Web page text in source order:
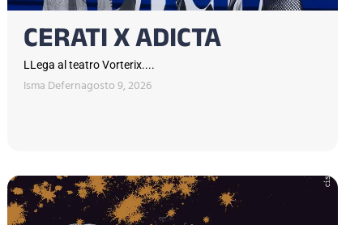
CERATI X ADICTA
LLega al teatro Vorterix....
Isma Defernagosto 9, 2026